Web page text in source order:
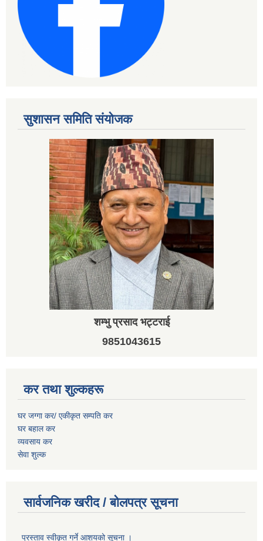
सुशासन समिति संयोजक
शम्भु प्रसाद भट्टराई
9851043615
कर तथा शुल्कहरू
घर जग्गा कर/ एकीकृत सम्पति कर
घर बहाल कर
व्यवसाय कर
सेवा शुल्क
सार्वजनिक खरीद / बोलपत्र सूचना
प्रस्ताव स्वीकृत गर्ने आशयको सूचना ।